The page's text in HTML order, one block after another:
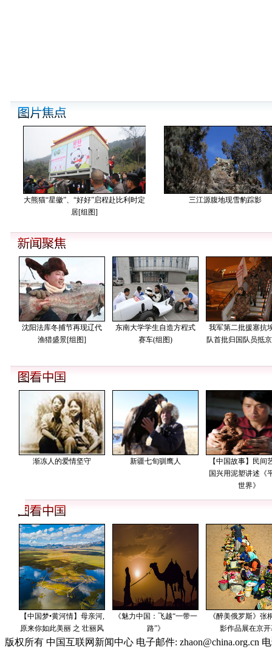
版权所有 中国互联网新闻中心 电子邮件: zhaon@china.org.cn